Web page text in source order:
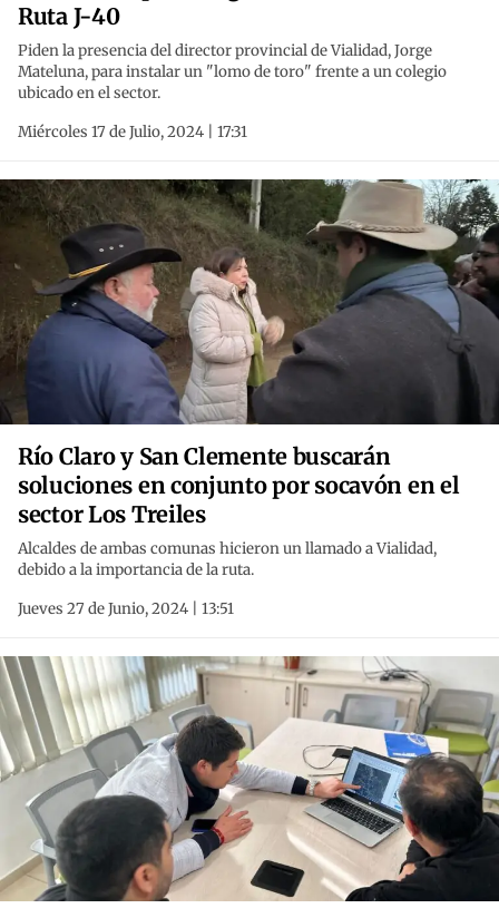
Ruta J-40
Piden la presencia del director provincial de Vialidad, Jorge
Mateluna, para instalar un "lomo de toro" frente a un colegio
ubicado en el sector.
Miércoles 17 de Julio, 2024 | 17:31
Río Claro y San Clemente buscarán
soluciones en conjunto por socavón en el
sector Los Treiles
Alcaldes de ambas comunas hicieron un llamado a Vialidad,
debido a la importancia de la ruta.
Jueves 27 de Junio, 2024 | 13:51